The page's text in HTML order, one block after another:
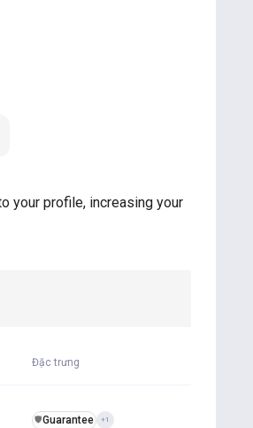
your profile, increasing your
Đặc trưng
️🛡️Guarantee +1